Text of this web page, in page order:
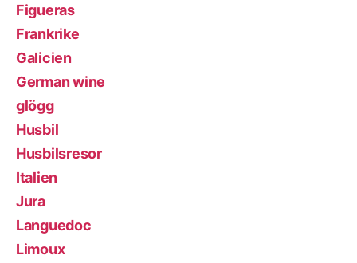
Figueras
Frankrike
Galicien
German wine
glögg
Husbil
Husbilsresor
Italien
Jura
Languedoc
Limoux